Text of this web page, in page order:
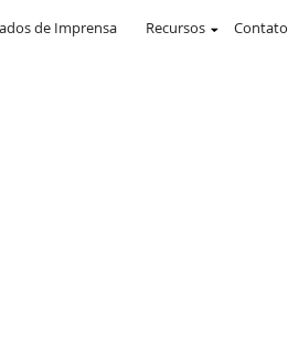
de Imprensa Recursos Contato